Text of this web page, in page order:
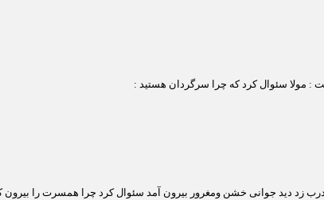
مولا سئوال کرد که چرا سرگردان هستید :
زد دید جوانی خشن ومغرور بیرون آمد سئوال کرد چرا همسرت را بیرون